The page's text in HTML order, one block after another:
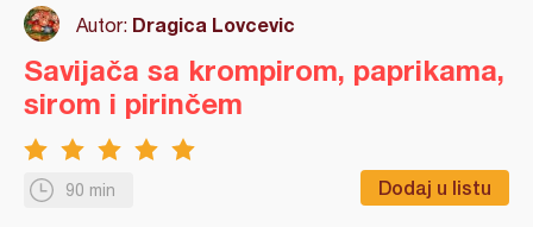
Autor: Dragica Lovcevic
90 min Dodaj u listu
Savijača sa krompirom, paprikama,
sirom i pirinčem